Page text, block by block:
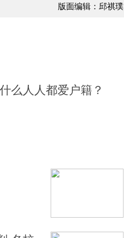
版面编辑：邱祺璞
么人人都爱户籍？